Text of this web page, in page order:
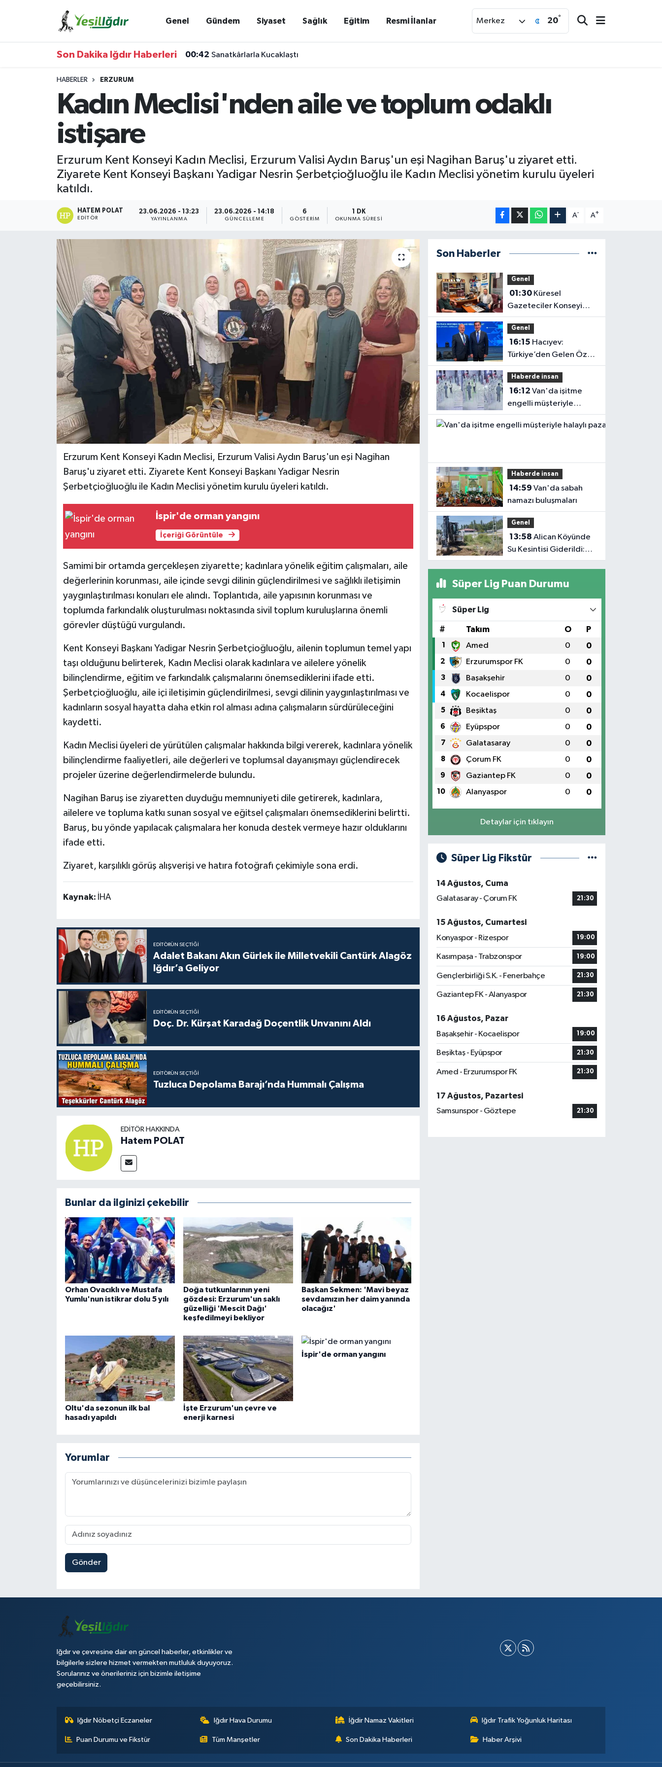
Genel Gündem Siyaset Sağlık Eğitim Resmi İlanlar Merkez 20°
Son Dakika Iğdır Haberleri 00:42 Sanatkârlarla Kucaklaştı
HABERLER ERZURUM
Kadın Meclisi'nden aile ve toplum odaklı
istişare
Erzurum Kent Konseyi Kadın Meclisi, Erzurum Valisi Aydın Baruş'un eşi Nagihan Baruş'u ziyaret etti.
Ziyarete Kent Konseyi Başkanı Yadigar Nesrin Şerbetçioğluoğlu ile Kadın Meclisi yönetim kurulu üyeleri
katıldı.
HATEM POLAT
EDITÖR
23.06.2026 - 13:23
YAYINLANMA
23.06.2026 - 14:18
GÜNCELLEME
6
GÖSTERIM
1 DK
OKUNMA SÜRESI
A- A+
Erzurum Kent Konseyi Kadın Meclisi, Erzurum Valisi Aydın Baruş'un eşi Nagihan
Baruş'u ziyaret etti. Ziyarete Kent Konseyi Başkanı Yadigar Nesrin
Şerbetçioğluoğlu ile Kadın Meclisi yönetim kurulu üyeleri katıldı.
İspir'de orman yangını
İçeriği Görüntüle
Samimi bir ortamda gerçekleşen ziyarette; kadınlara yönelik eğitim çalışmaları, aile
değerlerinin korunması, aile içinde sevgi dilinin güçlendirilmesi ve sağlıklı iletişimin
yaygınlaştırılması konuları ele alındı. Toplantıda, aile yapısının korunması ve
toplumda farkındalık oluşturulması noktasında sivil toplum kuruluşlarına önemli
görevler düştüğü vurgulandı.
Kent Konseyi Başkanı Yadigar Nesrin Şerbetçioğluoğlu, ailenin toplumun temel yapı
taşı olduğunu belirterek, Kadın Meclisi olarak kadınlara ve ailelere yönelik
bilinçlendirme, eğitim ve farkındalık çalışmalarını önemsediklerini ifade etti.
Şerbetçioğluoğlu, aile içi iletişimin güçlendirilmesi, sevgi dilinin yaygınlaştırılması ve
kadınların sosyal hayatta daha etkin rol alması adına çalışmaların sürdürüleceğini
kaydetti.
Kadın Meclisi üyeleri de yürütülen çalışmalar hakkında bilgi vererek, kadınlara yönelik
bilinçlendirme faaliyetleri, aile değerleri ve toplumsal dayanışmayı güçlendirecek
projeler üzerine değerlendirmelerde bulundu.
Nagihan Baruş ise ziyaretten duyduğu memnuniyeti dile getirerek, kadınlara,
ailelere ve topluma katkı sunan sosyal ve eğitsel çalışmaları önemsediklerini belirtti.
Baruş, bu yönde yapılacak çalışmalara her konuda destek vermeye hazır olduklarını
ifade etti.
Ziyaret, karşılıklı görüş alışverişi ve hatıra fotoğrafı çekimiyle sona erdi.
Kaynak: İHA
EDITÖRÜN SEÇTIĞI
Adalet Bakanı Akın Gürlek ile Milletvekili Cantürk Alagöz
Iğdır’a Geliyor
EDITÖRÜN SEÇTIĞI
Doç. Dr. Kürşat Karadağ Doçentlik Unvanını Aldı
EDITÖRÜN SEÇTIĞI
Tuzluca Depolama Barajı’nda Hummalı Çalışma
EDITÖR HAKKINDA
Hatem POLAT
Bunlar da ilginizi çekebilir
Orhan Ovacıklı ve Mustafa
Yumlu'nun istikrar dolu 5 yılı
Doğa tutkunlarının yeni
gözdesi: Erzurum'un saklı
güzelliği 'Mescit Dağı'
keşfedilmeyi bekliyor
Başkan Sekmen: 'Mavi beyaz
sevdamızın her daim yanında
olacağız'
Oltu'da sezonun ilk bal
hasadı yapıldı
İşte Erzurum'un çevre ve
enerji karnesi
İspir'de orman yangını
Yorumlar
Gönder
Son Haberler
Genel
01:30Küresel
Gazeteciler Konseyi
Başkanı Mehmet Ali
Dim’den Gazetemize
Ziyaret
Genel
16:15
Türkiye’den Gelen Öz
Evine Gelir
Haberde insan
16:12
engelli müşteriyle
halaylı pazarlık
gülümsetti
Haberde insan
14:59
namazı buluşmaları
Genel
13:58
Su Kesintisi Giderildi:
Ekipler Anında
Süper Lig Puan Durumu
Süper Lig
# Takım O P
1 Amed 0 0
2 Erzurumspor FK 0 0
3 Başakşehir 0 0
4 Kocaelispor 0 0
5 Beşiktaş 0 0
6 Eyüpspor 0 0
7 Galatasaray 0 0
8 Çorum FK 0 0
9 Gaziantep FK 0 0
10 Alanyaspor 0 0
Detaylar için tıklayın
Süper Lig Fikstür
14 Ağustos, Cuma
Galatasaray - Çorum FK
21:30
15 Ağustos, Cumartesi
Konyaspor - Rizespor
19:00
Kasımpaşa - Trabzonspor 19:00
Gençlerbirliği S.K. - Fenerbahçe 21:30
Gaziantep FK - Alanyaspor 21:30
16 Ağustos, Pazar
Başakşehir - Kocaelispor
19:00
Beşiktaş - Eyüpspor 21:30
Amed - Erzurumspor FK 21:30
17 Ağustos, Pazartesi
Samsunspor - Göztepe
21:30
Iğdır ve çevresine dair en güncel haberler, etkinlikler ve
bilgilerle sizlere hizmet vermekten mutluluk duyuyoruz.
Sorularınız ve önerileriniz için bizimle iletişime
geçebilirsiniz.
Iğdır Nöbetçi Eczaneler Iğdır Hava Durumu İğdir Namaz Vakitleri Iğdır Trafik Yoğunluk Haritası
Puan Durumu ve Fikstür Tüm Manşetler Son Dakika Haberleri Haber Arşivi
Iğdır Trafik Yoğunluk Haritası
Süper Lig Puan Durumu ve Fikstür
Tüm Manşetler
Son Dakika Haberleri
Haber Arşivi